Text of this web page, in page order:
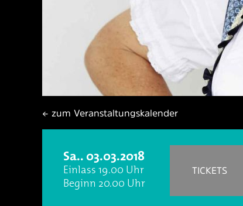
← zum Veranstaltungskalender
Sa.. 03.03.2018
Einlass 19.00 Uhr
Beginn 20.00 Uhr
TICKETS